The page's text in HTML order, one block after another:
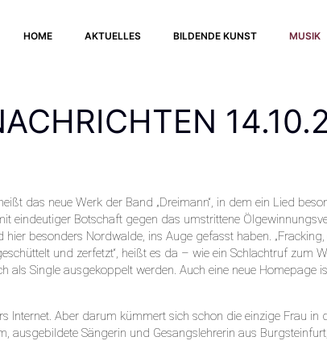
HOME AKTUELLES BILDENDE KUNST MUSIK
das neue Werk der Band „Dreimann“, in dem ein Lied
eindeutiger Botschaft gegen das umstrittene
besonders Nordwalde, ins Auge gefasst haben.
und zerfetzt“, heißt es da – wie ein Schlachtruf zum
als Single ausgekoppelt werden. Auch eine neue Homepage
Internet. Aber darum kümmert sich schon die einzige Frau in
ausgebildete Sängerin und Gesangslehrerin aus